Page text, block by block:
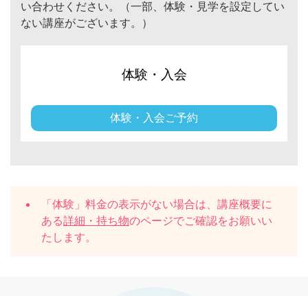
い合わせください。（一部、体験・見学を設定してい
ない講座がございます。）
体験・入会
体験・入会ご予約
「体験」料金の表示がない場合は、講座概要に
ある詳細・持ち物のページでご確認をお願いい
たします。